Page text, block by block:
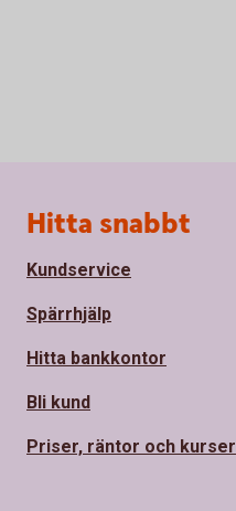
Sidfot
Hitta snabbt
Kundservice
Spärrhjälp
Hitta bankkontor
Bli kund
Priser, räntor och kurser